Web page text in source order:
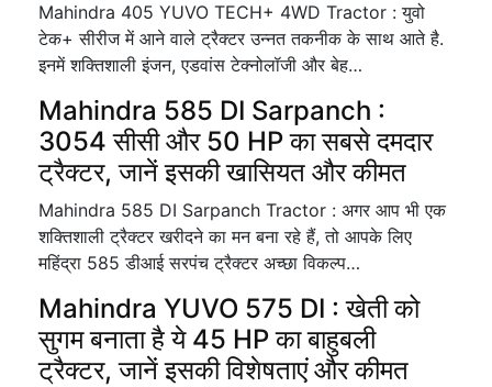
Mahindra 405 YUVO TECH+ 4WD Tractor : युवो
टेक+ सीरीज में आने वाले ट्रैक्टर उन्नत तकनीक के साथ आते है.
इनमें शक्तिशाली इंजन, एडवांस टेक्नोलॉजी और बेह…
Mahindra 585 DI Sarpanch :
3054 सीसी और 50 HP का सबसे दमदार
ट्रैक्टर, जानें इसकी खासियत और कीमत
Mahindra 585 DI Sarpanch Tractor : अगर आप भी एक
शक्तिशाली ट्रैक्टर खरीदने का मन बना रहे हैं, तो आपके लिए
महिंद्रा 585 डीआई सरपंच ट्रैक्टर अच्छा विकल्प…
Mahindra YUVO 575 DI : खेती को
सुगम बनाता है ये 45 HP का बाहुबली
ट्रैक्टर, जानें इसकी विशेषताएं और कीमत